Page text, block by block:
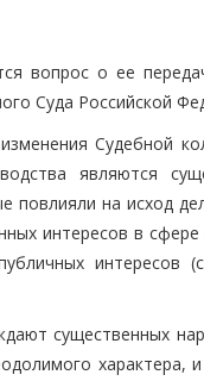
вопрос о ее
Суда Российской
Судебной
являются
повлияли на исход
интересов в
интересов
существенных
характера,